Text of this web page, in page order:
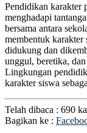
Pendidikan karakter
menghadapi
bersama antara
membentuk karakter
didukung dan
unggul, beretika,
Lingkungan
karakter siswa
Telah dibaca : 690
Bagikan ke :